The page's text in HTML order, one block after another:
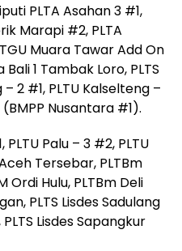
PLTA Asahan 3 #1,
Marapi #2, PLTA
Muara Tawar Add On
Bali 1 Tambak Loro, PLTS
– 2 #1, PLTU Kalselteng –
Nusantara #1).
PLTU Palu – 3 #2, PLTU
Tersebar, PLTBm
Ordi Hulu, PLTBm Deli
PLTS Lisdes Sadulang
Lisdes Sapangkur